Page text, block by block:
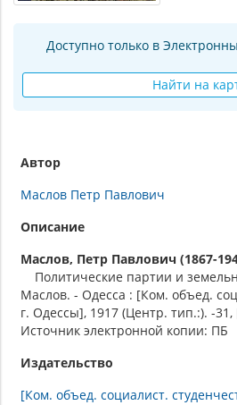
Доступно только в
Найти на
Автор
Маслов Петр Павлович
Описание
Маслов, Петр Павлович (1867-
Политические партии и
Маслов. - Одесса : [Ком. объед.
г. Одессы], 1917 (Центр. тип.:). -
Источник электронной копии: ПБ
Издательство
[Ком. объед. социалист.